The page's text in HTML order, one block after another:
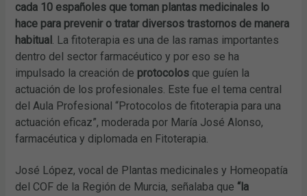
cada 10 españoles que toman plantas medicinales lo
hace para prevenir o tratar diversos trastornos de manera
habitual . La fitoterapia es una de las ramas importantes
dentro del sector farmacéutico y por eso se ha
impulsado la creación de protocolos que guíen la
actuación de los profesionales. Este fue el tema central
del Aula Profesional “Protocolos de fitoterapia para una
actuación eficaz”, moderada por María José Alonso,
farmacéutica y diplomada en Fitoterapia.
José López, vocal de Plantas medicinales y Homeopatía
del COF de la Región de Murcia, señalaba que “la